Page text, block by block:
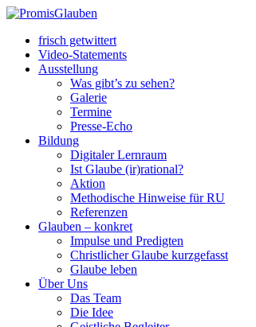
frisch getwittert
Video-Statements
Ausstellung
Was gibt’s zu sehen?
Galerie
Termine
Presse-Echo
Bildung
Digitaler Lernraum
Ist Glaube (ir)rational?
Aktion
Methodische Hinweise für RU
Referenzen
Glauben – konkret
Impulse und Predigten
Christlicher Glaube kurzgefasst
Glaube leben
Über Uns
Das Team
Die Idee